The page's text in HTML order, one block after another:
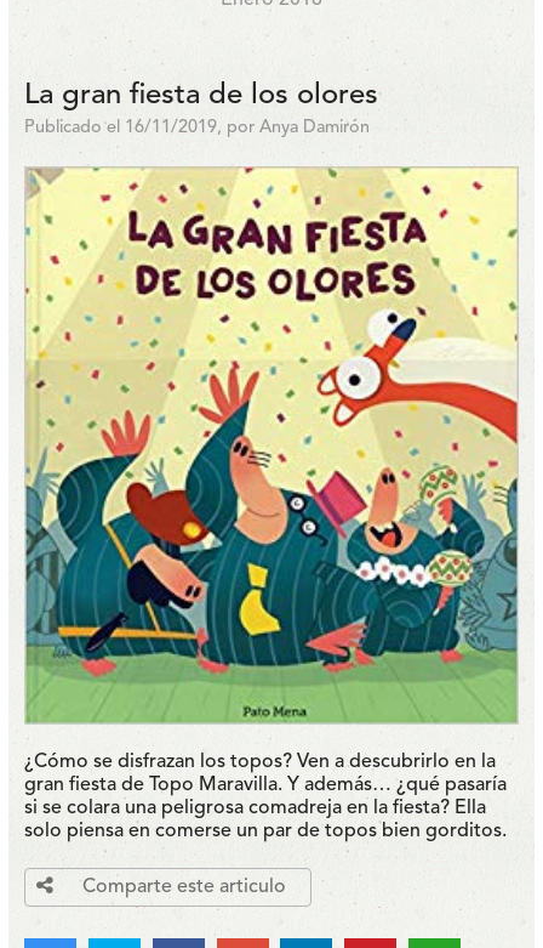
La gran fiesta de los olores
Publicado el 16/11/2019, por Anya Damirón
¿Cómo se disfrazan los topos? Ven a descubrirlo en la
gran fiesta de Topo Maravilla. Y además… ¿qué pasaría
si se colara una peligrosa comadreja en la fiesta? Ella
solo piensa en comerse un par de topos bien gorditos.
Comparte este articulo